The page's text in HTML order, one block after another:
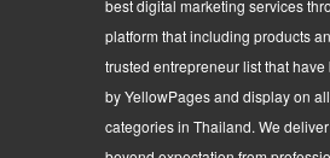
best digital marketing services
platform that including products
trusted entrepreneur list that
by YellowPages and display on
categories in Thailand. We